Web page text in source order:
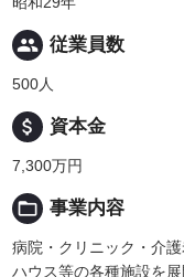
people 従業員数
500人
attach_money 資本金
7,300万円
folder_open 事業内容
病院・クリニック・介
ハウス等の各種施設を